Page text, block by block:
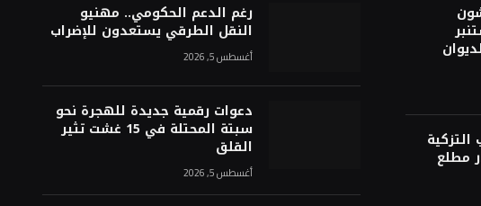
23 شتنبر
مطلع
رغم الدعم الحكومي.. مهنيو
النقل الطرقي يستعدون للإضراب
أغسطس 5, 2026
دعوات رقمية جديدة للهجرة نحو
سبتة المحتلة في 15 غشت تثير
القلق
أغسطس 5, 2026